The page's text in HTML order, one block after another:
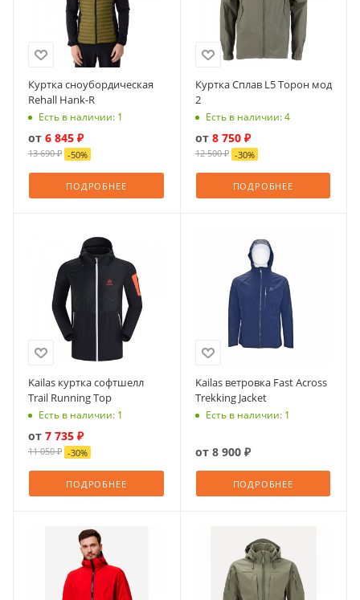
Куртка сноубордическая
Rehall Hank-R
Есть в наличии: 1
от 6 845 ₽
13 690 ₽ -50%
ПОДРОБНЕЕ
Куртка Сплав L5 Торон мод
2
Есть в наличии: 4
от 8 750 ₽
12 500 ₽ -30%
ПОДРОБНЕЕ
Kailas куртка софтшелл
Trail Running Top
Есть в наличии: 1
от 7 735 ₽
11 050 ₽ -30%
ПОДРОБНЕЕ
Kailas ветровка Fast Across
Trekking Jacket
Есть в наличии: 1
от 8 900 ₽
ПОДРОБНЕЕ